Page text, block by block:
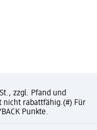
zzgl. Pfand und
nicht rabattfähig.(#) Für
Punkte.